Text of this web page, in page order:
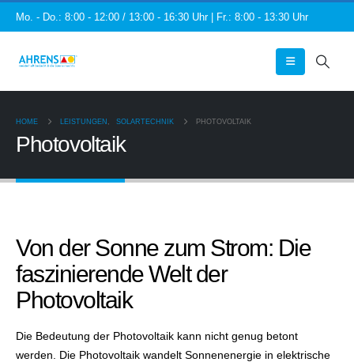
Mo. - Do.: 8:00 - 12:00 / 13:00 - 16:30 Uhr | Fr.: 8:00 - 13:30 Uhr
HOME LEISTUNGEN , SOLARTECHNIK PHOTOVOLTAIK
Photovoltaik
Von der Sonne zum Strom: Die
faszinierende Welt der
Photovoltaik
Die Bedeutung der Photovoltaik kann nicht genug betont
werden. Die Photovoltaik wandelt Sonnenenergie in elektrische